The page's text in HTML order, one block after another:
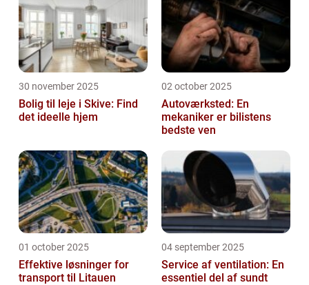
30 november 2025
Bolig til leje i Skive: Find
det ideelle hjem
02 october 2025
Autoværksted: En
mekaniker er bilistens
bedste ven
01 october 2025
Effektive løsninger for
transport til Litauen
04 september 2025
Service af ventilation: En
essentiel del af sundt